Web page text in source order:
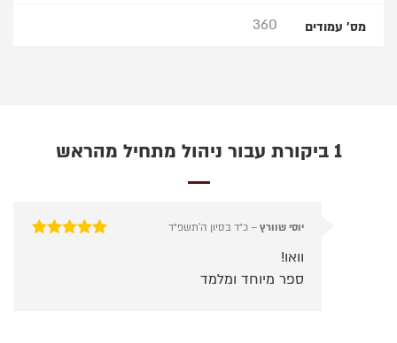
מס' עמודים 360
1 ביקורת עבור ניהול מתחיל מהראש
יוסי שוורץ–כ״ד בסיון ה׳תשפ״ד
וואו!
ספר מיוחד ומלמד